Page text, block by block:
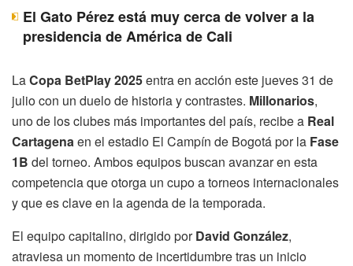
El Gato Pérez está muy cerca de volver a la
presidencia de América de Cali
LaCopa BetPlay 2025entra en acción este jueves 31 de
julio con un duelo de historia y contrastes. Millonarios,
uno de los clubes más importantes del país, recibe a Real
Cartagenaen el estadio El Campín de Bogotá por la Fase
1B del torneo. Ambos equipos buscan avanzar en esta
competencia que otorga un cupo a torneos internacionales
y que es clave en la agenda de la temporada.
El equipo capitalino, dirigido porDavid González,
atraviesa un momento de incertidumbre tras un inicio